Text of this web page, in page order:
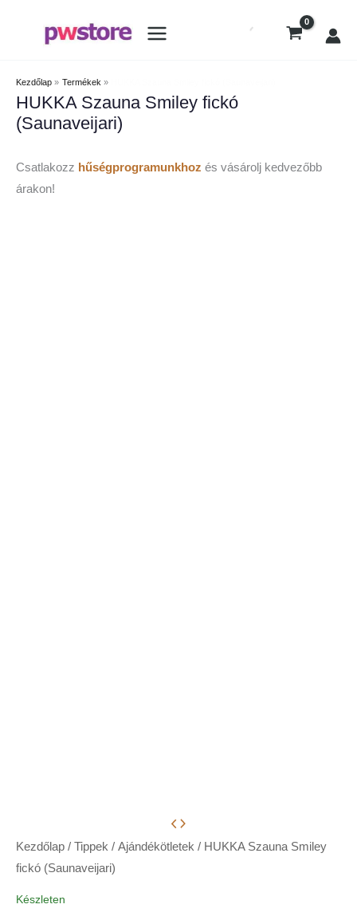
Kezdőlap Termékek
HUKKA Szauna Smiley fickó
(Saunaveijari)
Csatlakozz hűségprogramunkhoz és vásárolj kedvezőbb
árakon!
Kezdőlap / Tippek / Ajándékötletek / HUKKA Szauna Smiley
fickó (Saunaveijari)
Készleten